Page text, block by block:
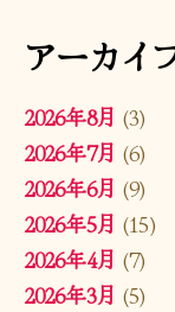
アーカイ
2026年8月 (3)
2026年7月 (6)
2026年6月 (9)
2026年5月 (15)
2026年4月 (7)
2026年3月 (5)